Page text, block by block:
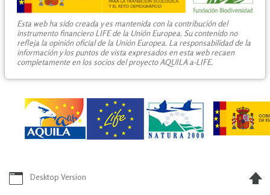
Esta web ha sido creada y es mantenida con la contribución del
instrumento financiero LIFE de la Unión Europea. Su contenido no
refleja la opinión oficial de la Unión Europea. La responsabilidad de la
información y los puntos de vista expresados en esta web recaen
completamente en los socios del proyecto AQUILA a-LIFE.
Desktop Version